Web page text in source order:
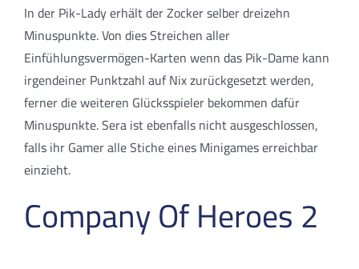
In der Pik-Lady erhält der Zocker selber dreizehn
Minuspunkte. Von dies Streichen aller
Einfühlungsvermögen-Karten wenn das Pik-Dame kann
irgendeiner Punktzahl auf Nix zurückgesetzt werden,
ferner die weiteren Glücksspieler bekommen dafür
Minuspunkte. Sera ist ebenfalls nicht ausgeschlossen,
falls ihr Gamer alle Stiche eines Minigames erreichbar
einzieht.
Company Of Heroes 2